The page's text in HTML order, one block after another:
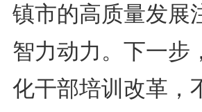
镇市的高质量发展
智力动力。下一步
化干部培训改革，